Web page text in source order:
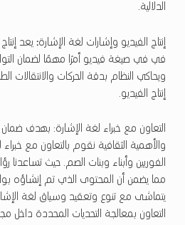
الدلالية.
إنتاج الفيديو وإشارات لغة الإشارة: يعد
في في صيغة فيديو أمرًا مهمًا لضمان
ويحاكي النظام بدقة الحركات والانتقالات
إنتاج الفيديو.
التعاون مع خبراء لغة الإشارة: بهدف
والأهمية الثقافية نقوم بالتعاون مع خبراء
الفوريين وأبناء وبنات الصم. حيث
مما يضمن أن المحتوى الذي تم إنشاؤه
يتماشى مع تنوع وتعقيد وسياق لغة
التعاون بمعالجة التحديات المحددة داخل